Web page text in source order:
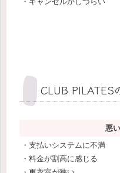
CLUB PILATES
悪
・支払いシステムに不満
・料金が割高に感じる